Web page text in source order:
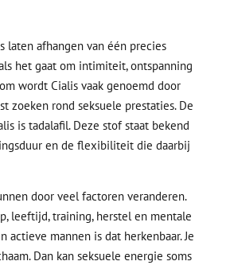
laten afhangen van één precies
het gaat om intimiteit, ontspanning
wordt Cialis vaak genoemd door
zoeken rond seksuele prestaties. De
is tadalafil. Deze stof staat bekend
en de flexibiliteit die daarbij
door veel factoren veranderen.
leeftijd, training, herstel en mentale
actieve mannen is dat herkenbaar. Je
Dan kan seksuele energie soms